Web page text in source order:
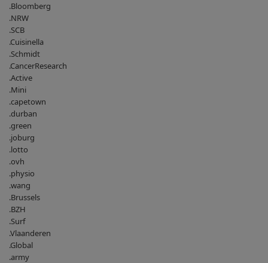
.Bloomberg
.NRW
.SCB
.Cuisinella
.Schmidt
.CancerResearch
.Active
.Mini
.capetown
.durban
.green
.joburg
.lotto
.ovh
.physio
.wang
.Brussels
.BZH
.Surf
.Vlaanderen
.Global
.army